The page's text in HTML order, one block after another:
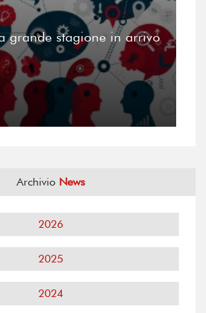
grande stagione in arrivo
Archivio News
2026
2025
2024